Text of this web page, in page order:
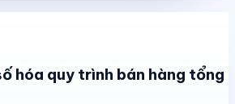
hóa quy trình bán hàng tổng